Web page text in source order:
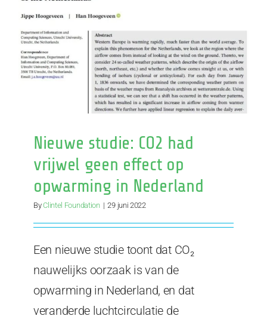
Nieuwe studie: CO2 had
vrijwel geen effect op
opwarming in Nederland
ByClintel Foundation | 29 juni 2022
Een nieuwe studie toont dat CO₂
nauwelijks oorzaak is van de
opwarming in Nederland, en dat
veranderde luchtcirculatie de